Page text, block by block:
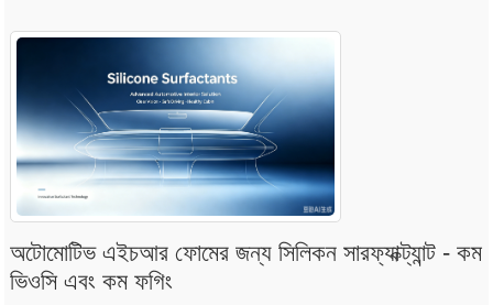
অটোমোটিভ এইচআর ফোমের জন্য সিলিকন সারফ্যাক্ট্যান্ট - কম
ভিওসি এবং কম ফগিং